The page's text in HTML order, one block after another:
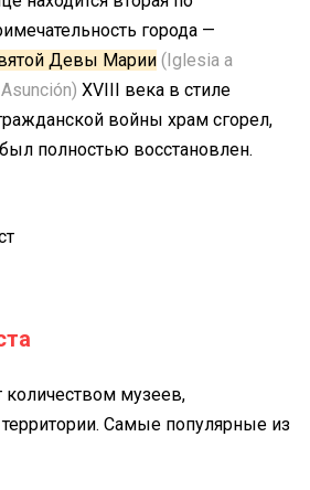
города —
Девы Марии (Iglesia a
XVIII века в стиле
войны храм сгорел,
полностью восстановлен.
количеством музеев,
Самые популярные из